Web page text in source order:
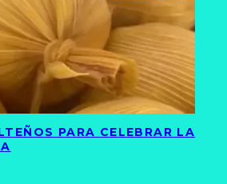
PARA CELEBRAR LA